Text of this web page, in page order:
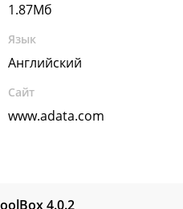
1.87Мб
Язык
Английский
Сайт
www.adata.com
4.0.2